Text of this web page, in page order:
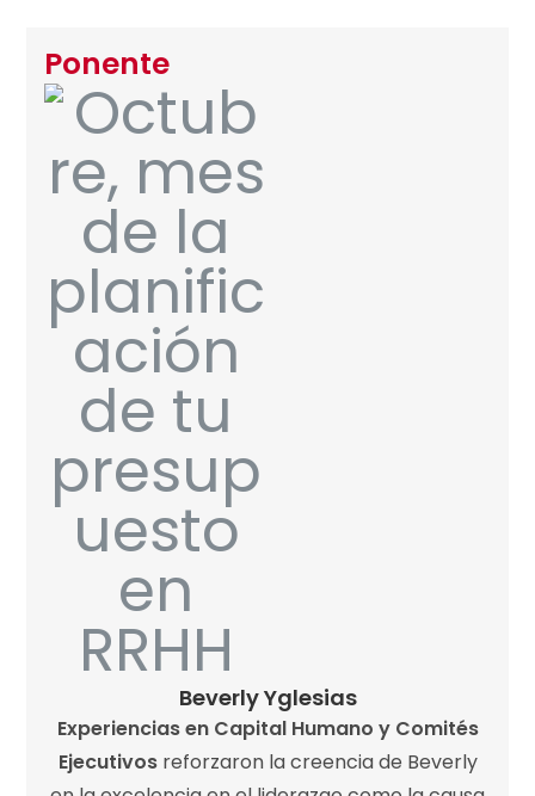
Ponente
Beverly Yglesias
Experiencias en Capital Humano y Comités
Ejecutivosreforzaron la creencia de Beverly